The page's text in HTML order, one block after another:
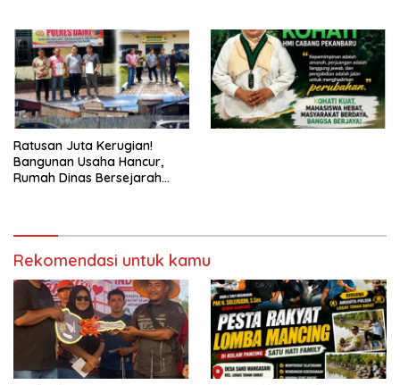
Ratusan Juta Kerugian!
Bangunan Usaha Hancur,
Rumah Dinas Bersejarah
Rekomendasi untuk kamu